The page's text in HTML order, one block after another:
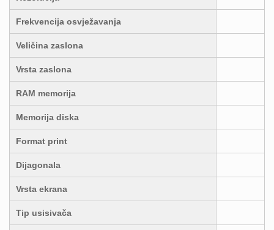
Frekvencija osvježavanja
Veličina zaslona
Vrsta zaslona
RAM memorija
Memorija diska
Format print
Dijagonala
Vrsta ekrana
Tip usisivača